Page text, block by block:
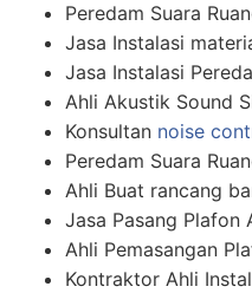
Peredam Suara
Jasa Instalasi
Jasa Instalasi
Ahli Akustik Sound
Konsultan noise
Peredam Suara
Ahli Buat rancang
Jasa Pasang Plafon
Ahli Pemasangan
Kontraktor Ahli